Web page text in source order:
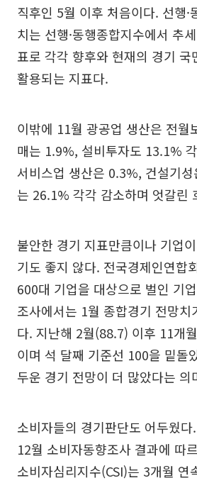
직후인 5월 이후 처음이다. 선행·
치는 선행·동행종합지수에서 추
표로 각각 향후와 현재의 경기 국
활용되는 지표다.
이밖에 11월 광공업 생산은 전월
매는 1.9%, 설비투자도 13.1%
서비스업 생산은 0.3%, 건설기
는 26.1% 각각 감소하며 엇갈린
불안한 경기 지표만큼이나 기업
기도 좋지 않다. 전국경제인연합
600대 기업을 대상으로 벌인 기
조사에서는 1월 종합경기 전망치
다. 지난해 2월(88.7) 이후 11개
이며 석 달째 기준선 100을 밑돌
두운 경기 전망이 더 많았다는 의
소비자들의 경기판단도 어두웠
12월 소비자동향조사 결과에 따
소비자심리지수(CSI)는 3개월 연